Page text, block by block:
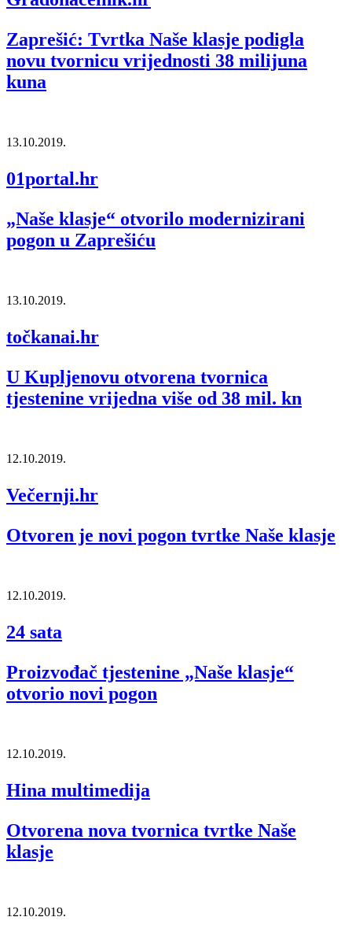
Zaprešić: Tvrtka Naše klasje podigla
novu tvornicu vrijednosti 38 milijuna
kuna
13.10.2019.
01portal.hr
„Naše klasje“ otvorilo modernizirani
pogon u Zaprešiću
13.10.2019.
točkanai.hr
U Kupljenovu otvorena tvornica
tjestenine vrijedna više od 38 mil. kn
12.10.2019.
Večernji.hr
Otvoren je novi pogon tvrtke Naše klasje
12.10.2019.
24 sata
Proizvođač tjestenine „Naše klasje“
otvorio novi pogon
12.10.2019.
Hina multimedija
Otvorena nova tvornica tvrtke Naše
klasje
12.10.2019.